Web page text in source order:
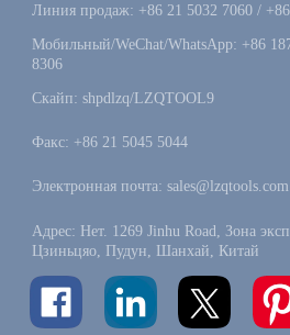
Линия продаж: +86 21 5032 7060 /
Мобильный/WeChat/WhatsApp: +86
8306
Скайп: shpdlzq/LZQTOOL9
Факс: +86 21 5045 5044
Электронная почта: sales@lzqtools.com
Адрес: Нет. 1269 Jinhu Road, Зона
Цзиньцяо, Пудун, Шанхай, Китай